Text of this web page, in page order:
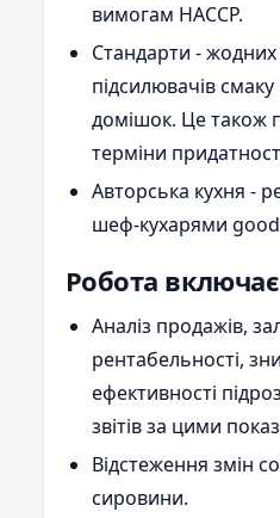
вимогам HACCP.
Стандарти -
підсилювачів
домішок. Це також
терміни
Авторська кухня -
шеф-кухарями
Робота включає
Аналіз продажів,
рентабельності,
ефективності
звітів за цими
Відстеження змін
сировини.